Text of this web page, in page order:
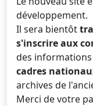
développement.
Il sera bientôt
s'inscrire aux
des
cadres
archives de
Merci de votre